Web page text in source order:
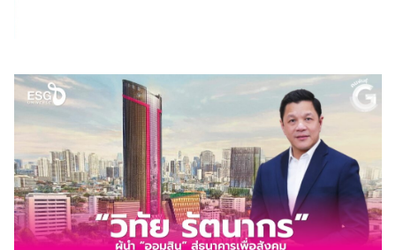
Search
for: Search